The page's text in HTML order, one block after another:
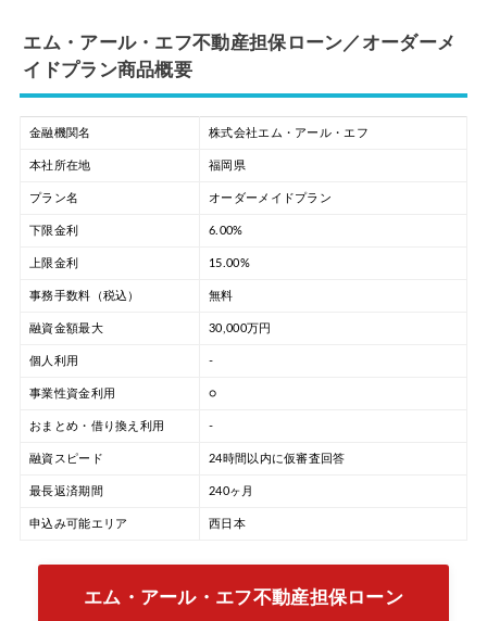
エム・アール・エフ不動産担保ローン／オーダーメ
イドプラン商品概要
金融機関名 株式会社エム・アール・エフ
本社所在地 福岡県
プラン名 オーダーメイドプラン
下限金利 6.00%
上限金利 15.00%
事務手数料（税込） 無料
融資金額最大 30,000万円
個人利用 -
事業性資金利用 ○
おまとめ・借り換え利用 -
融資スピード 24時間以内に仮審査回答
最長返済期間 240ヶ月
申込み可能エリア 西日本
エム・アール・エフ不動産担保ローン